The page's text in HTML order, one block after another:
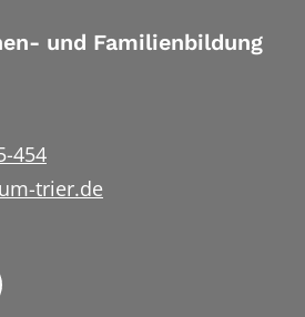
und Familienbildung
454
trier.de
auf Instagram
Leben auf Facebook
KEB Bildung Leben auf